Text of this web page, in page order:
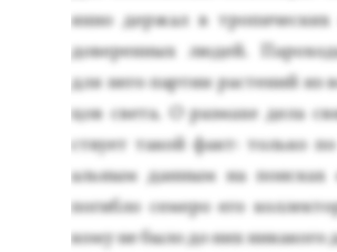
ян­но дер­жал в тро­пичес­ких
до­верен­ных лю­дей.
для не­го пар­тии рас­те­ний из
цов све­та. О раз­ма­хе де­ла
ству­ет та­кой факт: толь­ко
аль­ным дан­ным на по­ис­ках
по­гиб­ло се­меро его
кому не бы­ло до них ни­како­го